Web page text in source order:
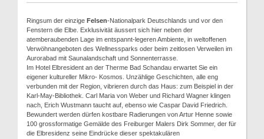
Ringsum der einzige Felsen-Nationalpark Deutschlands und vor den
Fenstern die Elbe. Exklusivität äussert sich hier neben der
atemberaubenden Lage im entspannt-legeren Ambiente, in weltoffenen
Verwöhnangeboten des Wellnessparks oder beim zeitlosen Verweilen im
Aurorabad mit Saunalandschaft und Sonnenterrasse.
Im Hotel Elbresident an der Therme Bad Schandau erwartet Sie ein
eigener kultureller Mikro- Kosmos. Unzählige Geschichten, alle eng
verbunden mit der Region, vibrieren durch das Haus: zum Beispiel in der
Karl-May-Bibliothek. Carl Maria von Weber und Richard Wagner klingen
nach, Erich Wustmann taucht auf, ebenso wie Caspar David Friedrich.
Bewundert werden dürfen kostbare Radierungen von Artur Henne sowie
100 grossformatige Gemälde des Freiburger Malers Dirk Sommer, der für
die Elbresidenz seine Eindrücke dieser spektakulären